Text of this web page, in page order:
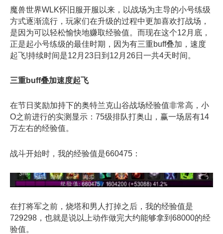
魔兽世界WLK怀旧服开服以来，以战场为主导的小号练级
方式逐渐流行，玩家们在升级的过程中更加喜欢打战场，
是因为可以轻松愉快地赚取经验值。而现在这个12月底，
正是起小号练级的最佳时期，因为有三重buff叠加，速度
起飞!持续时间是12月23日到12月26日一共4天时间。
三重buff叠加速度起飞
在节日奖励加持下的奥特兰克山谷战场经验值非常高，小
O之前进行的实测显示：75级排队打奥山，赢一场居有14
万左右的经验值。
战斗开始时，我的经验值是660475：
在打将军之前，烧塔和男人打掉之后，我的经验值是
729298，也就是说以上动作做完大约能够拿到68000的经
验值。